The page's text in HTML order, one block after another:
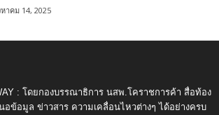
าคม 14, 2025
: โดยกองบรรณาธิการ นสพ.โคราชการค้า สื่อท้อง
ข้อมูล ข่าวสาร ความเคลื่อนไหวต่างๆ ได้อย่างครบ